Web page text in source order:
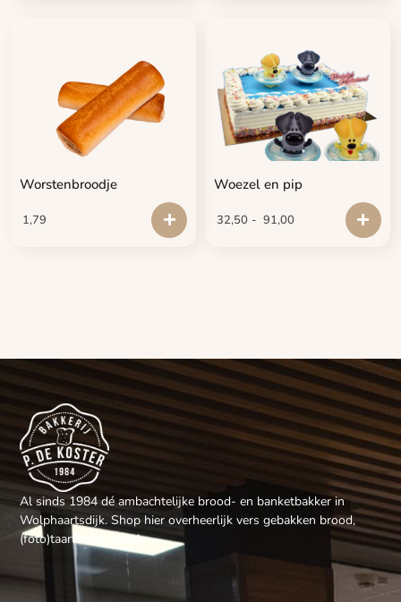
Worstenbroodje
1,79
Woezel en pip
32,50 - 91,00
Al sinds 1984 dé ambachtelijke brood- en banketbakker in
Wolphaartsdijk. Shop hier overheerlijk vers gebakken brood,
(foto)taarten en gebak.